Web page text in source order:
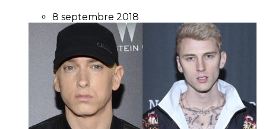
8 septembre 2018